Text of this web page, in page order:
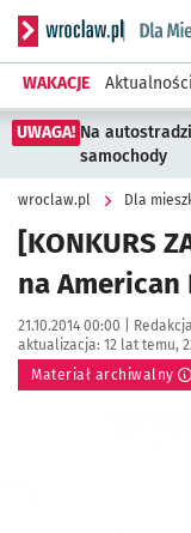
Serwis
WAKACJE Aktualności
UWAGA! Na
samochody
wroclaw.pl Dla
[KONKURS
na American
Data publikacji:
21.10.2014 00:00 | Autor:
aktualizacja: 12 lat temu,
Materiał archiwalny